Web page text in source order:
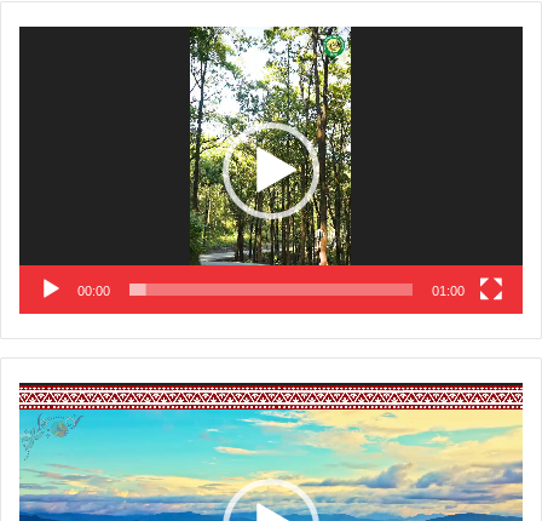
00:00 01:00
Video
Player